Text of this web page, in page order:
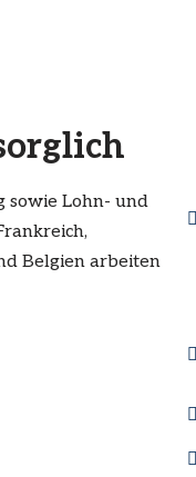
sowie Lohn- und
Belgien arbeiten